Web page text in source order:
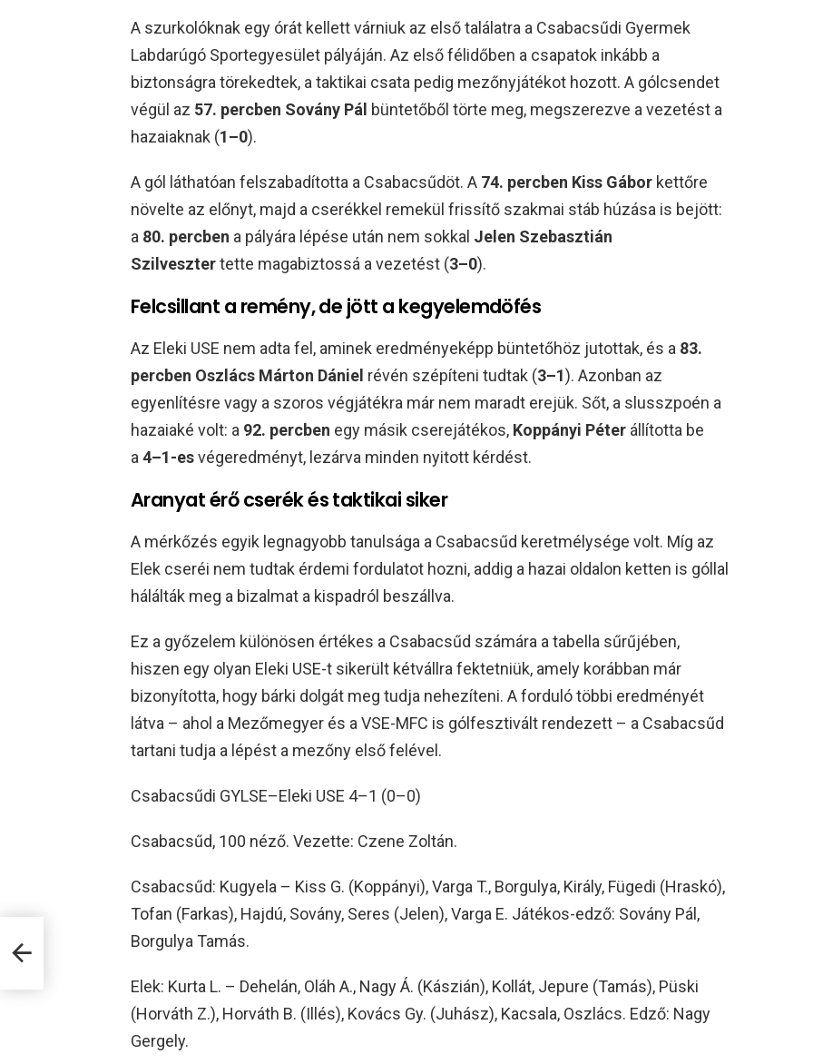
A szurkolóknak egy órát kellett várniuk az első találatra a Csabacsűdi Gyermek
Labdarúgó Sportegyesület pályáján. Az első félidőben a csapatok inkább a
biztonságra törekedtek, a taktikai csata pedig mezőnyjátékot hozott. A gólcsendet
végül az 57. percben Sovány Pál büntetőből törte meg, megszerezve a vezetést a
hazaiaknak (1–0).
A gól láthatóan felszabadította a Csabacsűdöt. A 74. percben Kiss Gábor kettőre
növelte az előnyt, majd a cserékkel remekül frissítő szakmai stáb húzása is bejött:
a 80. percben a pályára lépése után nem sokkal Jelen Szebasztián
Szilvesztertette magabiztossá a vezetést (3–0).
Felcsillant a remény, de jött a kegyelemdöfés
Az Eleki USE nem adta fel, aminek eredményeképp büntetőhöz jutottak, és a 83.
percben Oszlács Márton Dániel révén szépíteni tudtak (3–1). Azonban az
egyenlítésre vagy a szoros végjátékra már nem maradt erejük. Sőt, a slusszpoén a
hazaiaké volt: a 92. percben egy másik cserejátékos, Koppányi Péter állította be
a 4–1-esvégeredményt, lezárva minden nyitott kérdést.
Aranyat érő cserék és taktikai siker
A mérkőzés egyik legnagyobb tanulsága a Csabacsűd keretmélysége volt. Míg az
Elek cseréi nem tudtak érdemi fordulatot hozni, addig a hazai oldalon ketten is góllal
hálálták meg a bizalmat a kispadról beszállva.
Ez a győzelem különösen értékes a Csabacsűd számára a tabella sűrűjében,
hiszen egy olyan Eleki USE-t sikerült kétvállra fektetniük, amely korábban már
bizonyította, hogy bárki dolgát meg tudja nehezíteni. A forduló többi eredményét
látva – ahol a Mezőmegyer és a VSE-MFC is gólfesztivált rendezett – a Csabacsűd
tartani tudja a lépést a mezőny első felével.
Csabacsűdi GYLSE–Eleki USE 4–1 (0–0)
Csabacsűd, 100 néző. Vezette: Czene Zoltán.
Csabacsűd: Kugyela – Kiss G. (Koppányi), Varga T., Borgulya, Király, Fügedi (Hraskó),
Tofan (Farkas), Hajdú, Sovány, Seres (Jelen), Varga E. Játékos-edző: Sovány Pál,
Borgulya Tamás.
Elek: Kurta L. – Dehelán, Oláh A., Nagy Á. (Kászián), Kollát, Jepure (Tamás), Püski
(Horváth Z.), Horváth B. (Illés), Kovács Gy. (Juhász), Kacsala, Oszlács. Edző: Nagy
Gergely.